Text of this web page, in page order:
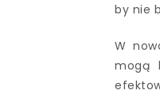
by nie
W
mogą